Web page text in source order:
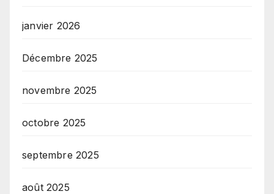
janvier 2026
Décembre 2025
novembre 2025
octobre 2025
septembre 2025
août 2025